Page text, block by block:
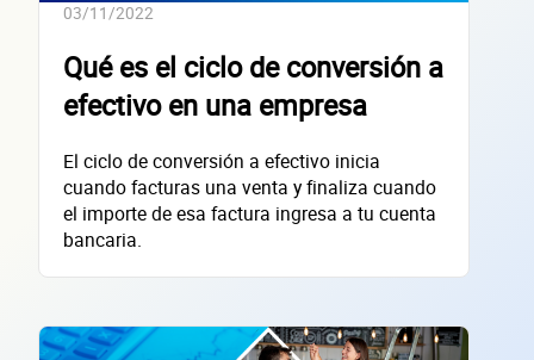
03/11/2022
Qué es el ciclo de conversión a
efectivo en una empresa
El ciclo de conversión a efectivo inicia
cuando facturas una venta y finaliza cuando
el importe de esa factura ingresa a tu cuenta
bancaria.
Datos de
Sitio electrónico